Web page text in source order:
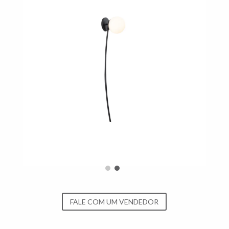
FALE COM UM VENDEDOR